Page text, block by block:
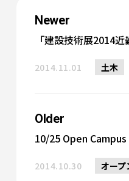
Newer
「建設技術展2014
2014.11.01 土木
Older
10/25 Open Campus
2014.10.30 オープ